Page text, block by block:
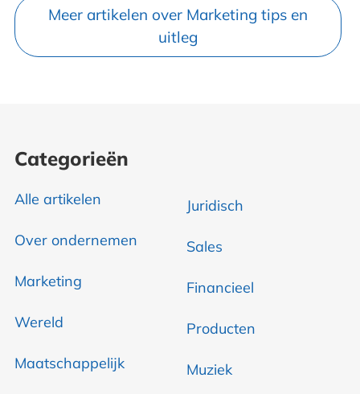
Meer artikelen over Marketing tips en
uitleg
Categorieën
Alle artikelen
Over ondernemen
Marketing
Wereld
Maatschappelijk
Juridisch
Sales
Financieel
Producten
Muziek